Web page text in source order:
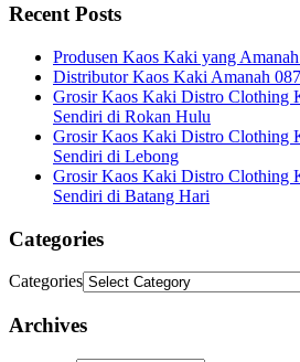
Recent Posts
Produsen Kaos Kaki yang
Distributor Kaos Kaki Amanah
Grosir Kaos Kaki Distro Clothing
Sendiri di Rokan Hulu
Grosir Kaos Kaki Distro Clothing
Sendiri di Lebong
Grosir Kaos Kaki Distro Clothing
Sendiri di Batang Hari
Categories
Categories
Archives